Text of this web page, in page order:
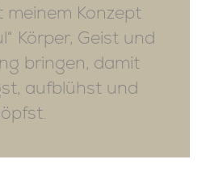
meinem Konzept
Körper, Geist und
bringen, damit
aufblühst und